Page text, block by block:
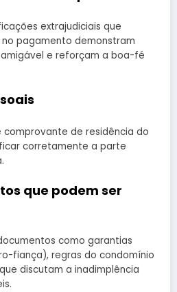
extrajudiciais que
pagamento demonstram
e reforçam a boa-fé
comprovante de residência do
corretamente a parte
que podem ser
como garantias
fiança), regras do condomínio
discutam a inadimplência